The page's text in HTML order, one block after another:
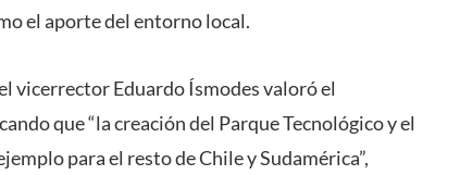
el aporte del entorno local.
vicerrector Eduardo Ísmodes valoró el
que “la creación del Parque Tecnológico y el
para el resto de Chile y Sudamérica”,